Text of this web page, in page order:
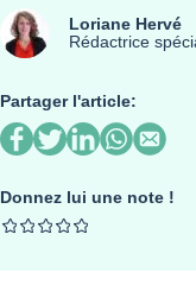
Loriane Hervé
Rédactrice
Partager l'article:
Donnez lui une note !